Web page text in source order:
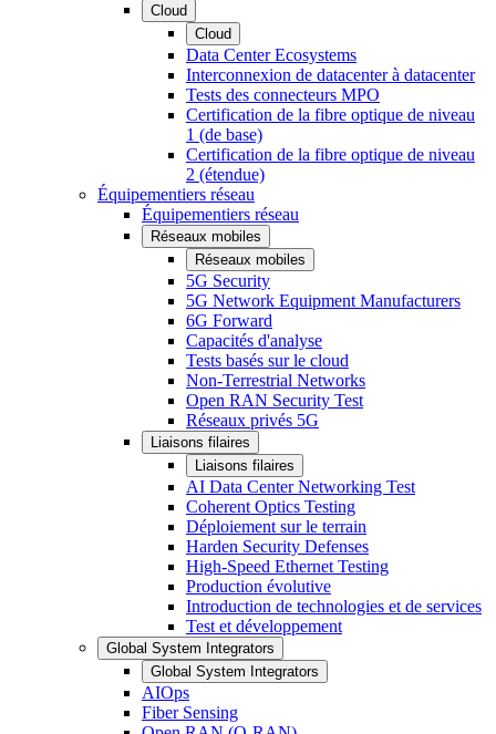
Cloud
Cloud
Data Center Ecosystems
Interconnexion de datacenter à datacenter
Tests des connecteurs MPO
Certification de la fibre optique de niveau
1 (de base)
Certification de la fibre optique de niveau
2 (étendue)
Équipementiers réseau
Équipementiers réseau
Réseaux mobiles
Réseaux mobiles
5G Security
5G Network Equipment Manufacturers
6G Forward
Capacités d'analyse
Tests basés sur le cloud
Non-Terrestrial Networks
Open RAN Security Test
Réseaux privés 5G
Liaisons filaires
Liaisons filaires
AI Data Center Networking Test
Coherent Optics Testing
Déploiement sur le terrain
Harden Security Defenses
High-Speed Ethernet Testing
Production évolutive
Introduction de technologies et de services
Test et développement
Global System Integrators
Global System Integrators
AIOps
Fiber Sensing